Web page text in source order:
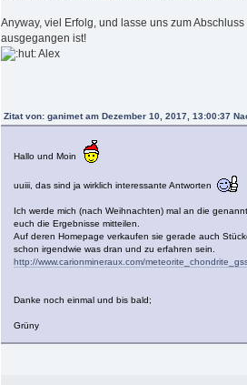
Anyway, viel Erfolg, und lasse uns zum
ausgegangen ist!
Alex
Zitat von: ganimet am Dezember 10, 2017, 13:00:37
Hallo und Moin
uuiii, das sind ja wirklich interessante Antworten
Ich werde mich (nach Weihnachten) mal an die
euch die Ergebnisse mitteilen.
Auf deren Homepage verkaufen sie gerade auch
schon irgendwie was dran und zu erfahren sein.
http://www.carionmineraux.com/
Danke noch einmal und bis bald;
Grüny